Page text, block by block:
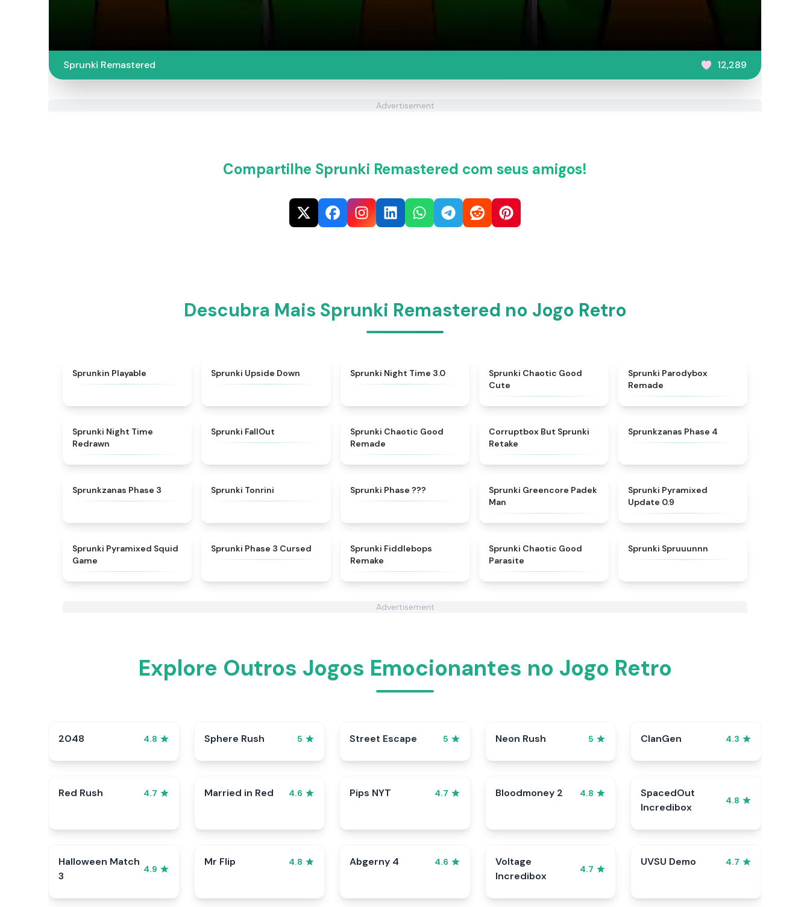
Sprunki Remastered 12,289
Advertisement
Compartilhe Sprunki Remastered com seus amigos!
Descubra Mais Sprunki Remastered no Jogo Retro
Sprunkin Playable Sprunki Upside Down ★
Sprunki Night Time 3.0 ★
Sprunki Chaotic Good
Cute
Sprunki Parodybox
Remade
Sprunki Night Time
Redrawn
Sprunki FallOut ★
Sprunki Chaotic Good
Remade
★ 4.5
Corruptbox But Sprunki
Retake
Sprunkzanas Phase 4
Sprunkzanas Phase 3 Sprunki Tonrini Sprunki Phase ??? ★5
Sprunki Greencore Padek
Man
Sprunki Pyramixed
Update 0.9
4.7
Sprunki Pyramixed Squid
Game
4.5
Sprunki Phase 3 Cursed
Sprunki Fiddlebops
Remake
★
Sprunki Chaotic Good
Parasite
Sprunki Spruuunnn
Advertisement
Explore Outros Jogos Emocionantes no Jogo Retro
2048 4.8 Sphere Rush 5 Street Escape 5 Neon Rush 5 ClanGen 4.3
Red Rush 4.7 Married in Red 4.6 Pips NYT 4.7 Bloodmoney 2 4.8
SpacedOut
Incredibox
4.8
Halloween Match
3
4.9
Mr Flip 4.8 Abgerny 4 4.6
Voltage
Incredibox
4.7
UVSU Demo 4.7